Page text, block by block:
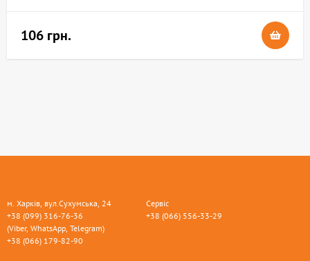
106 грн.
м. Харків, вул.Сухумська, 24
+38 (099) 316-76-36
(Viber, WhatsApp, Telegram)
+38 (066) 179-82-90
Сервіс
+38 (066) 556-33-29